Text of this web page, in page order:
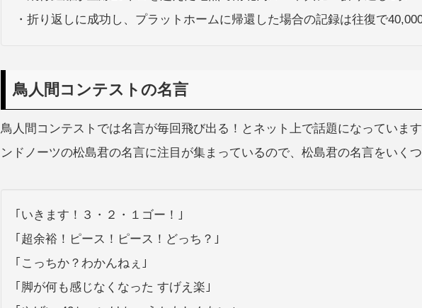
・折り返しに成功し、プラットホームに帰還した場合の記録は往復で
鳥人間コンテストの名言
鳥人間コンテストでは名言が毎回飛び出る！とネット上で話題になっていま
ンドノーツの松島君の名言に注目が集まっているので、松島君の名言をいくつ
｢いきます！３・２・１ゴー！｣
｢超余裕！ピース！ピース！どっち？｣
｢こっちか？わかんねぇ｣
｢脚が何も感じなくなった すげえ楽｣